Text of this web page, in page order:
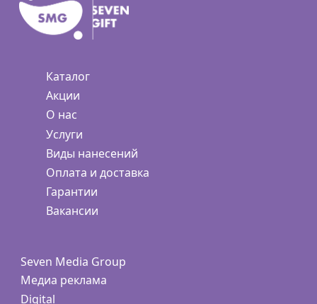
Каталог
Акции
О нас
Услуги
Виды нанесений
Оплата и доставка
Гарантии
Вакансии
Seven Media Group
Медиа реклама
Digital